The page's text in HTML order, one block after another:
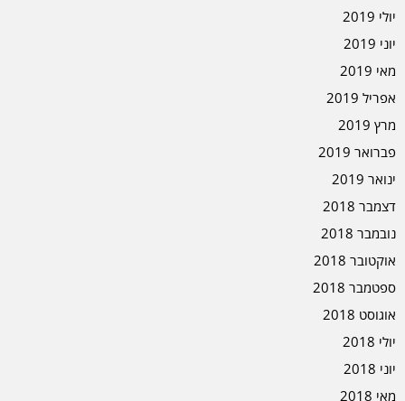
יולי 2019
יוני 2019
מאי 2019
אפריל 2019
מרץ 2019
פברואר 2019
ינואר 2019
דצמבר 2018
נובמבר 2018
אוקטובר 2018
ספטמבר 2018
אוגוסט 2018
יולי 2018
יוני 2018
מאי 2018